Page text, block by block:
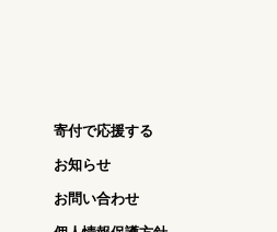
寄付で応援する
お知らせ
お問い合わせ